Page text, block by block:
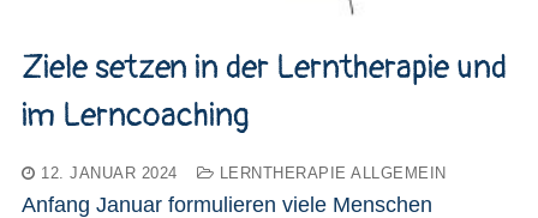
Ziele setzen in der Lerntherapie und
im Lerncoaching
12. JANUAR 2024 LERNTHERAPIE ALLGEMEIN
Anfang Januar formulieren viele Menschen